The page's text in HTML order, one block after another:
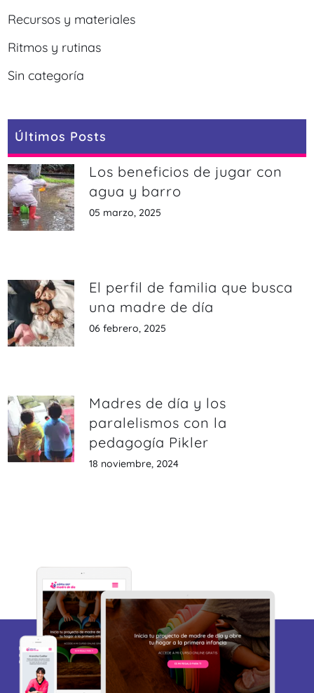
Recursos y materiales
Ritmos y rutinas
Sin categoría
Últimos Posts
Los beneficios de jugar con
agua y barro
05 marzo, 2025
El perfil de familia que busca
una madre de día
06 febrero, 2025
Madres de día y los
paralelismos con la
pedagogía Pikler
18 noviembre, 2024